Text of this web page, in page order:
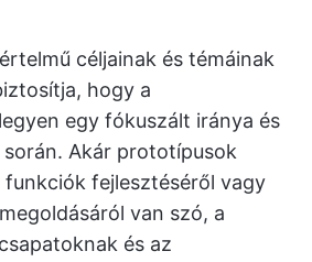
céljainak és témáinak
hogy a
egy fókuszált iránya és
során. Akár prototípusok
funkciók fejlesztéséről vagy
van szó, a
és az